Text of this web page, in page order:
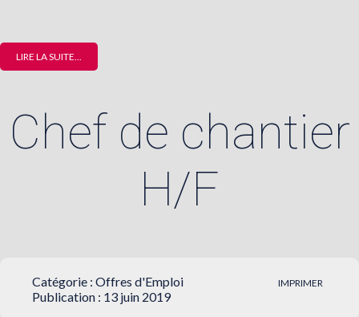
LIRE LA SUITE...
Chef de chantier
H/F
IMPRIMER
Catégorie : Offres d'Emploi
Publication : 13 juin 2019